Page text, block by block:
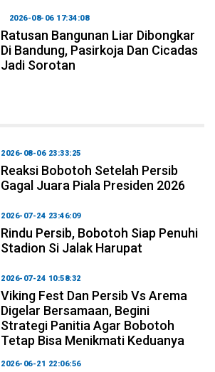
2026-08-06 17:34:08
Ratusan Bangunan Liar Dibongkar
Di Bandung, Pasirkoja Dan Cicadas
Jadi Sorotan
2026-08-06 23:33:25
Reaksi Bobotoh Setelah Persib
Gagal Juara Piala Presiden 2026
2026-07-24 23:46:09
Rindu Persib, Bobotoh Siap Penuhi
Stadion Si Jalak Harupat
2026-07-24 10:58:32
Viking Fest Dan Persib Vs Arema
Digelar Bersamaan, Begini
Strategi Panitia Agar Bobotoh
Tetap Bisa Menikmati Keduanya
2026-06-21 22:06:56